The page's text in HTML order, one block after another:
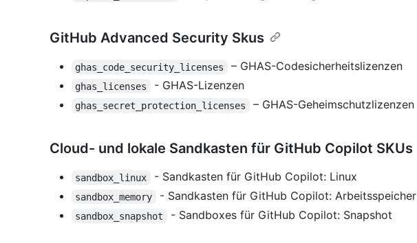
GitHub Advanced Security Skus
ghas_code_security_licenses – GHAS-Codesicherheitslizenzen
ghas_licenses - GHAS-Lizenzen
ghas_secret_protection_licenses – GHAS-Geheimschutzlizenzen
Cloud- und lokale Sandkasten für GitHub Copilot SKUs
sandbox_linux - Sandkasten für GitHub Copilot: Linux
sandbox_memory - Sandkasten für GitHub Copilot: Arbeitsspeicher
sandbox_snapshot - Sandboxes für GitHub Copilot: Snapshot